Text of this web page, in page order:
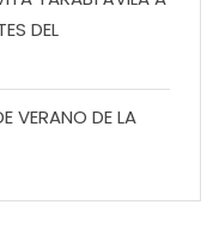
DEL
VERANO DE LA